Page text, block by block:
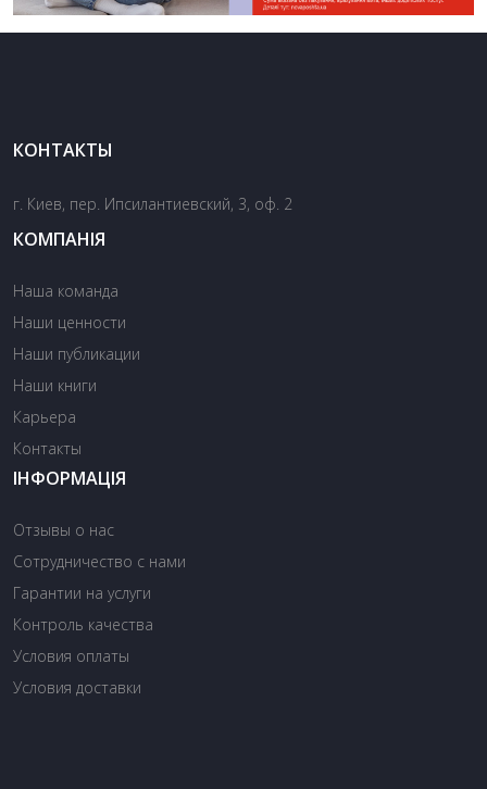
КОНТАКТЫ
г. Киев, пер. Ипсилантиевский, 3, оф. 2
КОМПАНІЯ
Наша команда
Наши ценности
Наши публикации
Наши книги
Карьера
Контакты
ІНФОРМАЦІЯ
Отзывы о нас
Сотрудничество с нами
Гарантии на услуги
Контроль качества
Условия оплаты
Условия доставки